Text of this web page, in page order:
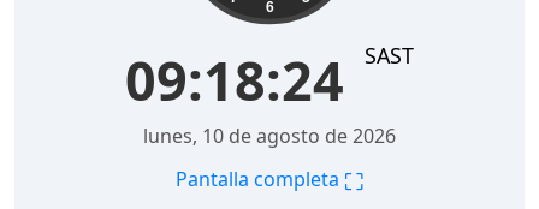
6
09:18:25 SAST
lunes, 10 de agosto de 2026
Pantalla completa ⛶